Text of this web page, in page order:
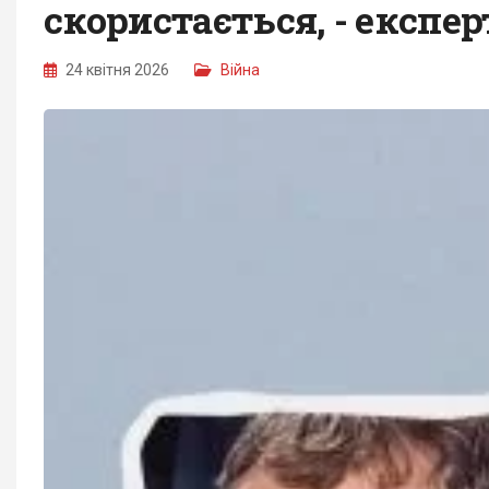
скористається, -
24 квітня 2026 Війна